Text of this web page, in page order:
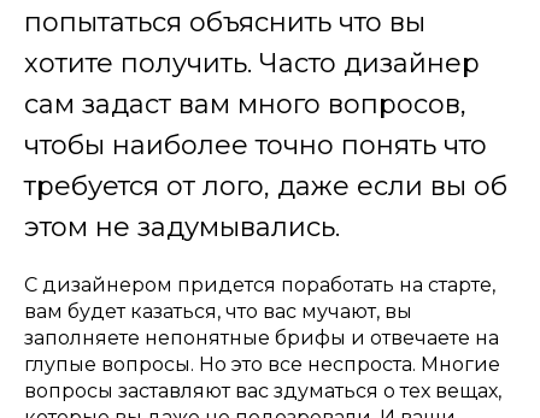
попытаться объяснить что вы
хотите получить. Часто дизайнер
сам задаст вам много вопросов,
чтобы наиболее точно понять что
требуется от лого, даже если вы об
этом не задумывались.
С дизайнером придется поработать на старте,
вам будет казаться, что вас мучают, вы
заполняете непонятные брифы и отвечаете на
глупые вопросы. Но это все неспроста. Многие
вопросы заставляют вас здуматься о тех вещах,